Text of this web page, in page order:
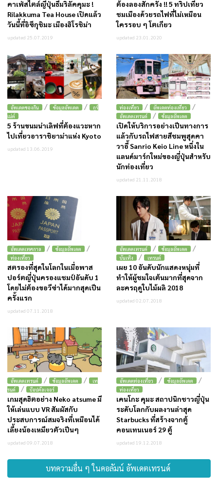
คาเฟ่สไตล์ญี่ปุ่นธีมริลัคคุมะ !
Rilakkuma Tea House เปิดแล้ว
วันนี้ที่อิซึกุชิมะ เมืองฮิโรชิม่า
updated 25.07.2019
ต้องลองสักครั้ง !! 5 ทริปเที่ยว
ชมเมืองด้วยรถไฟที่ไม่เหมือน
ใครรอบ ๆ โตเกียว
updated 23.01.2020
อัพเดตของกิน / ข้อมูลอัพเดต /
กูร์
เม่ต์
5 ร้านขนมน่าเลิฟที่ต้องแวะหาก
ไปเที่ยวอาราชิยาม่าแห่ง Kyoto
updated 13.06.2019
ท่องเที่ยว / อัพเดตท่องเที่ยว /
อัพเดตเทรนด์ / ข้อมูลอัพเดต
เปิดให้บริการอย่างเป็นทางการ
แล้วกับรถไฟสายสีชมพูสุดคา
วาอี้ Sanrio Keio Line หนึ่งใน
แลนด์มาร์กใหม่ของญี่ปุ่นสำหรับ
นักท่องเที่ยว
updated 21.11.2018
อัพเดตเทศกาล / ข้อมูลอัพเดต /
ท่องเที่ยว
สตรองที่สุดในโลกในเมื่อพาส
ปอร์ตญี่ปุ่นครองแชมป์อันดับ 1
โดยไม่ต้องขอวีซ่าได้มากสุดเป็น
ครั้งแรก
updated 07.11.2018
อัพเดตเทรนด์ / ข้อมูลอัพเดต /
บันเทิง / เทรนด์
เผย 10 อันดับนักแสดงหนุ่มที่
ทำให้ผู้ชมใจเต้นมากที่สุดจาก
ละครฤดูใบไม้ผลิ 2018
updated 02.07.2018
อัพเดตเทรนด์ / ข้อมูลอัพเดต /
เท
รนด์
/ ป๊อปคัลเจอร์
เกมสุดฮิตอย่าง Neko atsume มี
ให้เล่นแบบ VR สัมผัสกับ
ประสบการณ์สมจริงที่เหมือนได้
เลี้ยงน้องเหมียวตัวเป็นๆ
updated 09.07.2018
อัพเดตท่องเที่ยว / ข้อมูลอัพเดต /
ท่องเที่ยว
เคนโกะ คุมะ สถาปนิกชาวญี่ปุ่น
ระดับโลกกับผลงานล่าสุด
Starbucks ที่สร้างจากตู้
คอนเทนเนอร์ 29 ตู้
updated 19.12.2018
บทความอื่น ๆ ในคอลัมน์ อัพเดตเทรนด์